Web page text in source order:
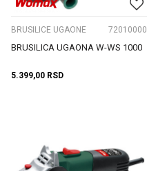
BRUSILICE UGAONE 72010000
BRUSILICA UGAONA W-WS 1000
5.399,00 RSD